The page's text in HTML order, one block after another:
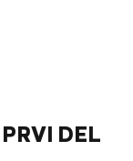
DEL